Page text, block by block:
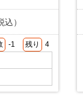
）
-1 残り 4